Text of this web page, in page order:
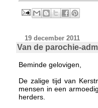
19 december 2011
Van de parochie-
Beminde gelovigen,
De zalige tijd van
mensen in een
herders.